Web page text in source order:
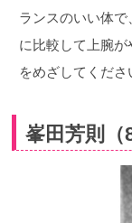
ランスのいい体
に比較して上腕
をめざしてくださ
峯田芳則（